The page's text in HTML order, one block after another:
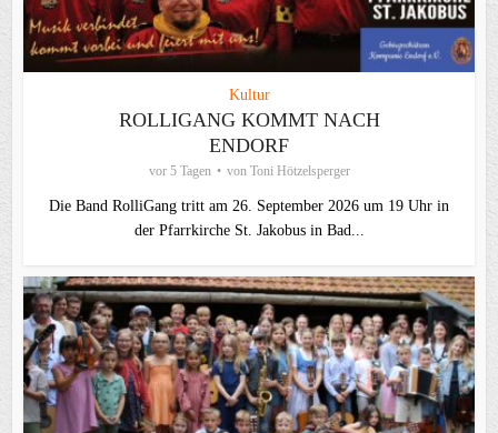
Kultur
ROLLIGANG KOMMT NACH
ENDORF
vor 5 Tagen von Toni Hötzelsperger
Die Band RolliGang tritt am 26. September 2026 um 19 Uhr in
der Pfarrkirche St. Jakobus in Bad...